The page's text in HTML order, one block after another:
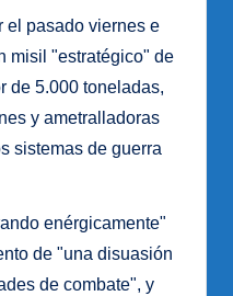
el pasado viernes e
misil "estratégico" de
de 5.000 toneladas,
y ametralladoras
sistemas de guerra
enérgicamente"
de "una disuasión
de combate", y